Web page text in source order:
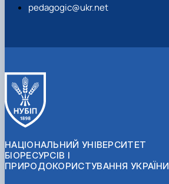
pedagogic@ukr.net
НАЦІОНАЛЬНИЙ УНІВЕРСИТЕТ
БІОРЕСУРСІВ І
ПРИРОДОКОРИСТУВАННЯ УКРАЇНИ